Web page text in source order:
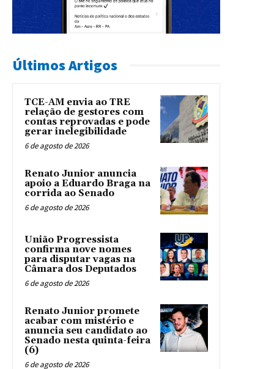
Últimos Artigos
TCE-AM envia ao TRE
relação de gestores com
contas reprovadas e pode
gerar inelegibilidade
6 de agosto de 2026
Renato Junior anuncia
apoio a Eduardo Braga na
corrida ao Senado
6 de agosto de 2026
União Progressista
confirma nove nomes
para disputar vagas na
Câmara dos Deputados
6 de agosto de 2026
Renato Junior promete
acabar com mistério e
anuncia seu candidato ao
Senado nesta quinta-feira
(6)
6 de agosto de 2026